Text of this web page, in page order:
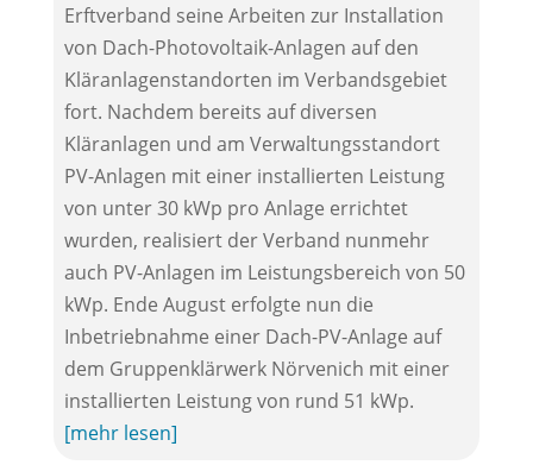
Erftverband seine Arbeiten zur Installation
von Dach-Photovoltaik-Anlagen auf den
Kläranlagenstandorten im Verbandsgebiet
fort. Nachdem bereits auf diversen
Kläranlagen und am Verwaltungsstandort
PV-Anlagen mit einer installierten Leistung
von unter 30 kWp pro Anlage errichtet
wurden, realisiert der Verband nunmehr
auch PV-Anlagen im Leistungsbereich von 50
kWp. Ende August erfolgte nun die
Inbetriebnahme einer Dach-PV-Anlage auf
dem Gruppenklärwerk Nörvenich mit einer
installierten Leistung von rund 51 kWp.
[mehr lesen]